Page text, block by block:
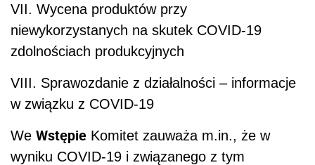
VII. Wycena produktów przy
niewykorzystanych na skutek COVID-19
zdolnościach produkcyjnych
VIII. Sprawozdanie z działalności – informacje
w związku z COVID-19
We Wstępie Komitet zauważa m.in., że w
wyniku COVID-19 i związanego z tym